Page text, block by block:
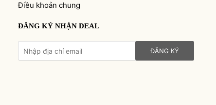
Điều khoản chung
ĐĂNG KÝ NHẬN DEAL
ĐĂNG KÝ